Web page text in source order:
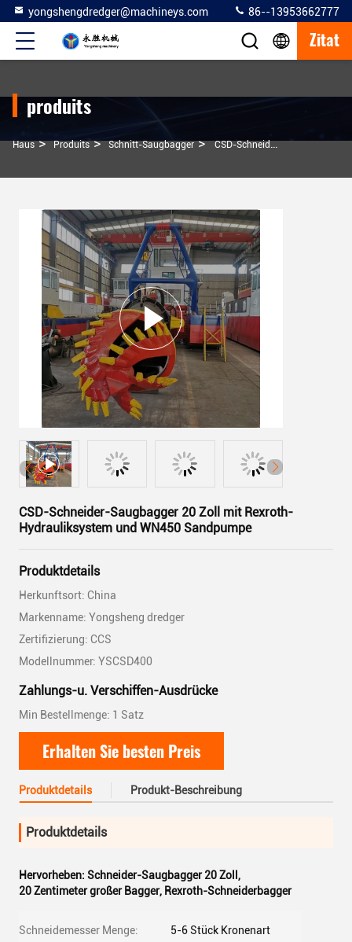
yongshengdredger@machineys.com 86--13953662777
Zitat
produits
Haus > Produits > Schnitt-Saugbagger > CSD-Schneider-Saugbagger 20 Zoll Mit Rexroth-Hydrauliksystem Und WN450 Sandpumpe
CSD-Schneider-Saugbagger 20 Zoll mit Rexroth-
Hydrauliksystem und WN450 Sandpumpe
Produktdetails
Herkunftsort: China
Markenname: Yongsheng dredger
Zertifizierung: CCS
Modellnummer: YSCSD400
Zahlungs-u. Verschiffen-Ausdrücke
Min Bestellmenge: 1 Satz
Erhalten Sie besten Preis
Produktdetails Produkt-Beschreibung
Produktdetails
Hervorheben: Schneider-Saugbagger 20 Zoll ,
20 Zentimeter großer Bagger, Rexroth-Schneiderbagger
Schneidemesser Menge: 5-6 Stück Kronenart